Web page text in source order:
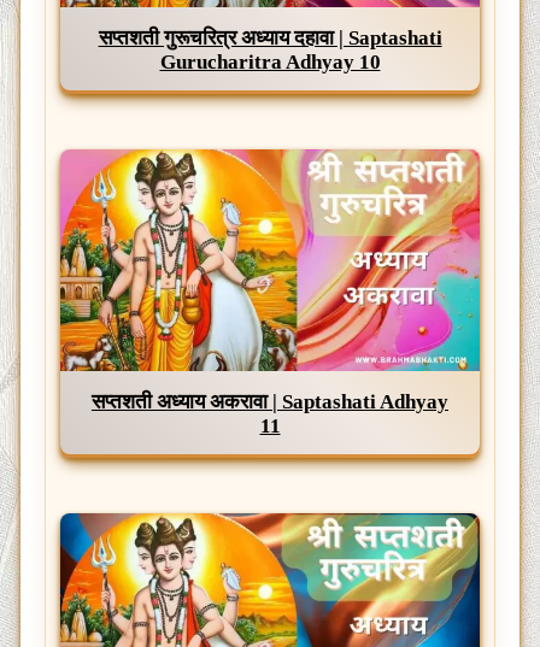
सप्तशती गुरूचरित्र अध्याय दहावा | Saptashati
Gurucharitra Adhyay 10
सप्तशती अध्याय अकरावा | Saptashati Adhyay
11